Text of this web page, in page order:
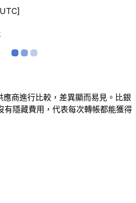
商進行比較，差異顯而易見。比銀
有隱藏費用，代表每次轉帳都能獲得